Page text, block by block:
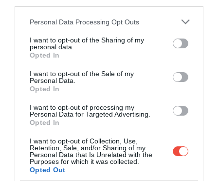
Please note that this website/app uses one or more Google
not limited to your visit or usage behaviour. You may click to
grant or deny consent to Google and its third-party tags to
use your data for below specified purposes in below Google
consent section.
Personal Data Processing Opt Outs
I want to opt-out of the Sharing of my
personal data.
Opted In
I want to opt-out of the Sale of my
Personal Data.
Opted In
I want to opt-out of processing my
Personal Data for Targeted Advertising.
Opted In
I want to opt-out of Collection, Use,
Retention, Sale, and/or Sharing of my
Personal Data that Is Unrelated with the
Purposes for which it was collected.
Opted Out
AENA percepe companiilor aeriene o taxă de 10
euro per pasager, care, potrivit directorului general
Eddie Wilson, nu numai că este excesivă, dar
conduce și la o utilizare ridicată (64%) a